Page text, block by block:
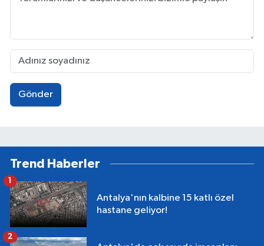
Gönder
Trend Haberler
Antalya'nın kalbine 15 katlı özel
hastane geliyor!
1
2